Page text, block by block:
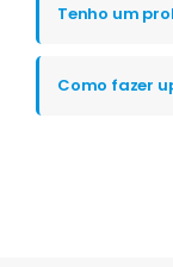
Tenho um
Como fazer